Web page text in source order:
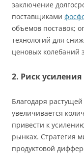
заключение
поставщиками
объемов поставок;
технологий для
ценовых колебаний
2. Риск
Благодаря
увеличивается
привести к
рынках. Стратегия
продуктовой